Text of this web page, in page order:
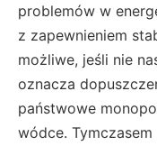
problemów w
z zapewnieniem
możliwe, jeśli nie
oznacza
państwowe
wódce.